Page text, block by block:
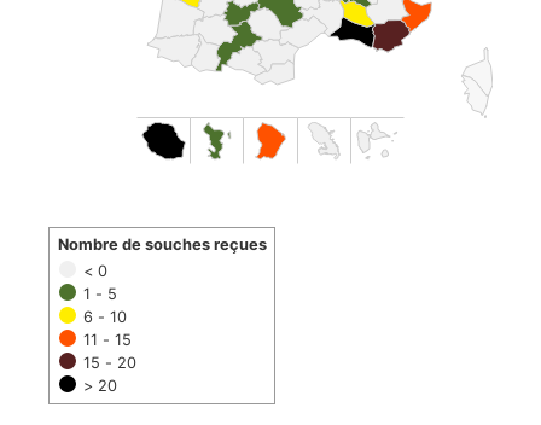
< 0
1 - 5
6 - 10
11 - 15
15 - 20
> 20
Nombre de souches reçues